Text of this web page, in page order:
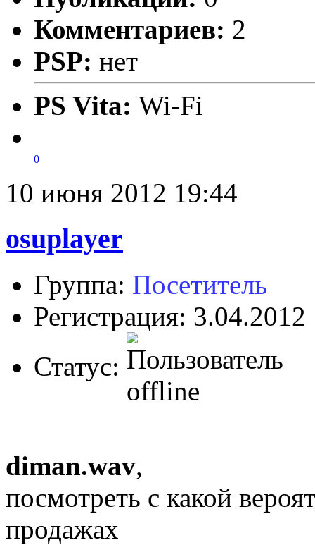
Комментариев: 2
PSP: нет
PS Vita: Wi-Fi
0
10 июня 2012 19:44
osuplayer
Группа: Посетитель
Регистрация: 3.04.2012
Статус:
diman.wav,
посмотреть с какой
продажах